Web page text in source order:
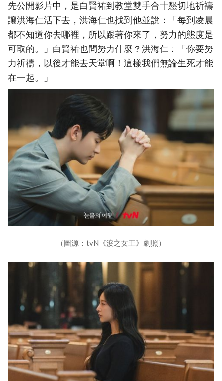
先公開影片中，是白賢祐到教堂雙手合十懇切地祈禱
讓洪海仁活下去，洪海仁也找到他並說：「每到凌晨
都不知道你去哪裡，所以跟著你來了，努力的態度是
可取的。」白賢祐也問努力什麼？洪海仁：「你要努
力祈禱，以後才能去天堂啊！這樣我們無論生死才能
在一起。」
（圖源：tvN《淚之女王》劇照）